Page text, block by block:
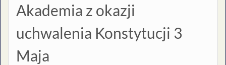
Akademia z okazji
uchwalenia Konstytucji 3
Maja